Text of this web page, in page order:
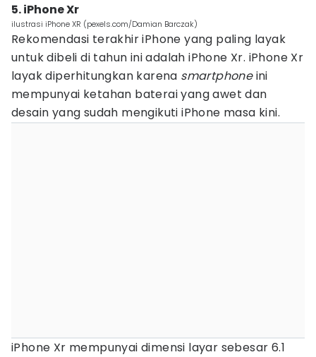
5. iPhone Xr
ilustrasi iPhone XR (pexels.com/Damian Barczak)
Rekomendasi terakhir iPhone yang paling layak
untuk dibeli di tahun ini adalah iPhone Xr. iPhone Xr
layak diperhitungkan karena smartphoneini
mempunyai ketahan baterai yang awet dan
desain yang sudah mengikuti iPhone masa kini.
iPhone Xr mempunyai dimensi layar sebesar 6.1